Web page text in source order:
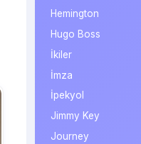
Hemington
Hugo Boss
İkiler
İmza
İpekyol
Jimmy Key
Journey